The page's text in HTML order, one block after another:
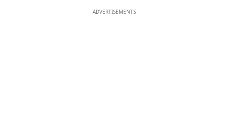
ADVERTISEMENTS